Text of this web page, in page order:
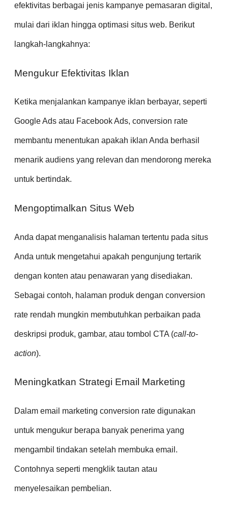
efektivitas berbagai jenis kampanye pemasaran digital,
mulai dari iklan hingga optimasi situs web. Berikut
langkah-langkahnya:
Mengukur Efektivitas Iklan
Ketika menjalankan kampanye iklan berbayar, seperti
Google Ads atau Facebook Ads, conversion rate
membantu menentukan apakah iklan Anda berhasil
menarik audiens yang relevan dan mendorong mereka
untuk bertindak.
Mengoptimalkan Situs Web
Anda dapat menganalisis halaman tertentu pada situs
Anda untuk mengetahui apakah pengunjung tertarik
dengan konten atau penawaran yang disediakan.
Sebagai contoh, halaman produk dengan conversion
rate rendah mungkin membutuhkan perbaikan pada
deskripsi produk, gambar, atau tombol CTA (call-to-
action).
Meningkatkan Strategi Email Marketing
Dalam email marketing conversion rate digunakan
untuk mengukur berapa banyak penerima yang
mengambil tindakan setelah membuka email.
Contohnya seperti mengklik tautan atau
menyelesaikan pembelian.